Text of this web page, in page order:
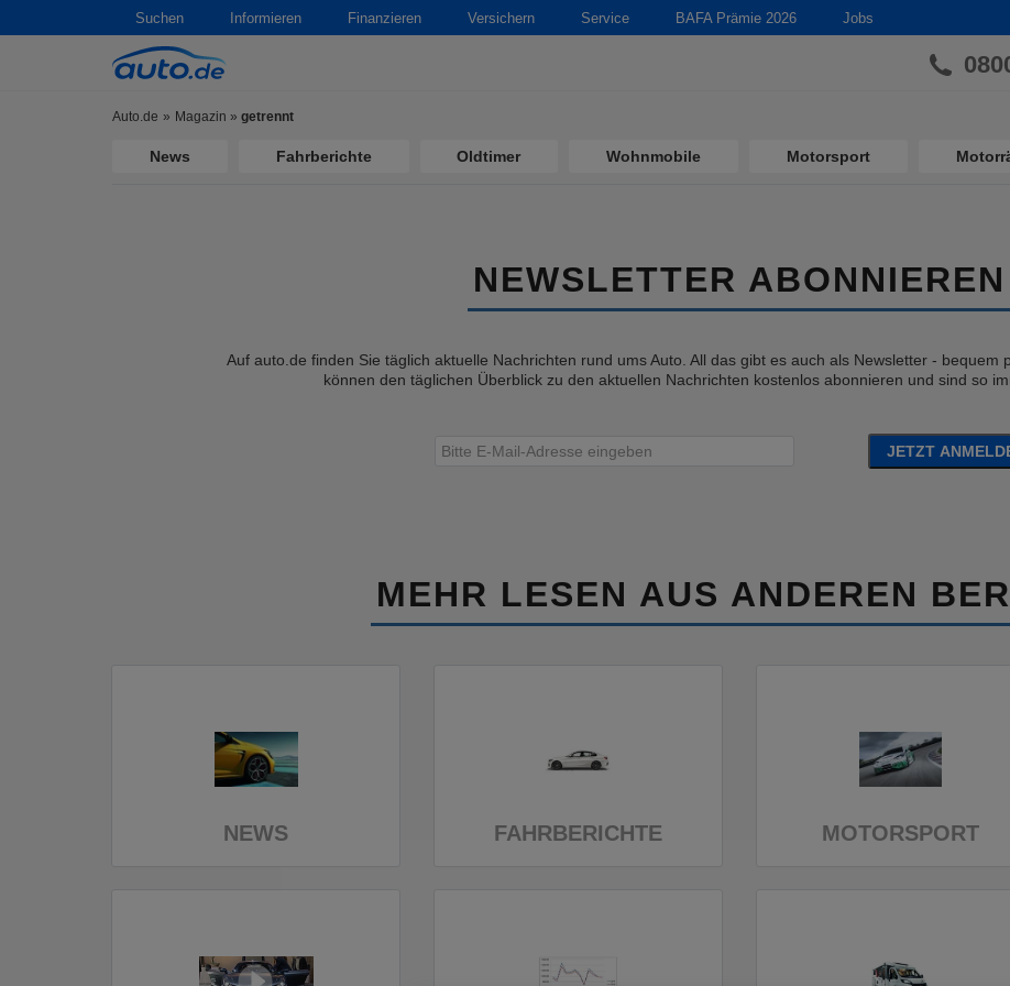
Suchen Informieren Finanzieren Versichern Service BAFA Prämie 2026 Jobs
Auto.de Magazin » getrennt
News Fahrberichte Oldtimer Wohnmobile Motorsport
NEWSLETTER ABONNIEREN
Auf auto.de finden Sie täglich aktuelle Nachrichten rund ums Auto. All das gibt es auch als Newsletter - bequem
können den täglichen Überblick zu den aktuellen Nachrichten kostenlos abonnieren und sind so
JETZT
MEHR LESEN AUS ANDEREN
NEWS FAHRBERICHTE MOTORSPORT